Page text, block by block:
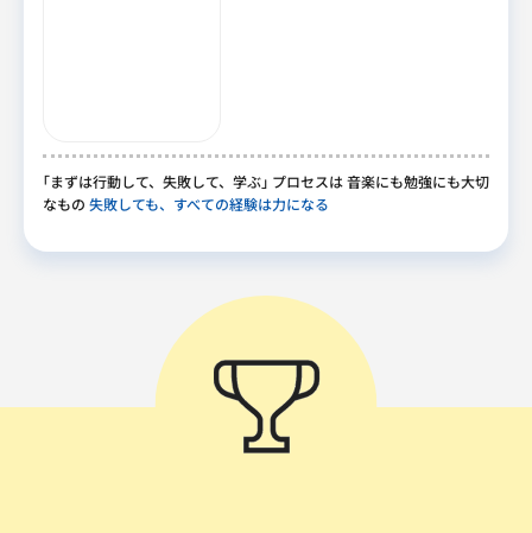
｢まずは行動して、 失敗して、 学ぶ｣ プロセスは 音楽にも勉強にも大切
なもの 失敗しても、すべての経験は力になる